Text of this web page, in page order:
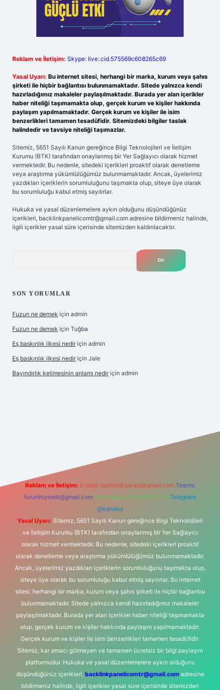
Reklam ve İletişim: Skype: live:.cid.575569c608265c69
Yasal Uyarı: Bu internet sitesi, herhangi bir marka, kurum veya şahıs
şirketi ile hiçbir bağlantısı bulunmamaktadır. Sitede yalnızca kendi
hazırladığımız makaleler paylaşılmaktadır. Burada yer alan içerikler
haber niteliği taşımamakta olup, gerçek kurum ve kişiler hakkında
paylaşım yapılmamaktadır. Gerçek kurum ve kişiler ile isim
benzerlikleri tamamen tesadüfidir. Sitemizdeki bilgiler taslak
halindedir ve tavsiye niteliği taşımazlar.
Sitemiz, 5651 Sayılı Kanun gereğince Bilgi Teknolojileri ve İletişim
Kurumu (BTK) tarafından onaylanmış bir Yer Sağlayıcı olarak hizmet
vermektedir. Bu nedenle, sitedeki içerikleri proaktif olarak denetleme
veya araştırma yükümlülüğümüz bulunmamaktadır. Ancak, üyelerimiz
yazdıkları içeriklerin sorumluluğunu taşımakta olup, siteye üye olarak
bu sorumluluğu kabul etmiş sayılırlar.
Hukuka ve yasal düzenlemelere aykırı olduğunu düşündüğünüz
içerikleri, backlinkpanelicomtr@gmail.com adresine bildirmeniz halinde,
ilgili içerikler yasal süre içerisinde sitemizden kaldırılacaktır.
SON YORUMLAR
Fuzun ne demek için admin
Fuzun ne demek için Tuğba
Eş baskınlık ilkesi nedir için admin
Eş baskınlık ilkesi nedir için Jale
Bayındırlık kelimesinin anlamı nedir için admin
Reklam ve İletişim: E-mail: backlinkpaneli@gmail.com Teams:
forumhizmeti@gmail.com Whatsapp: 0262 606 0 726 Telegram:
@karabul
Yasal Uyarı: Sitemiz, 5651 Sayılı Kanun gereğince Bilgi Teknolojileri
ve İletişim Kurumu (BTK) tarafından onaylanmış bir Yer Sağlayıcı
olarak hizmet vermektedir. Bu nedenle, sitedeki içerikleri proaktif
olarak denetleme veya araştırma yükümlülüğümüz bulunmamaktadır.
Ancak, üyelerimiz yazdıkları içeriklerin sorumluluğunu taşımakta olup,
siteye üye olarak bu sorumluluğu kabul etmiş sayılırlar. Bu internet
sitesi, herhangi bir marka, kurum veya şahıs şirketi ile hiçbir bağlantısı
bulunmamaktadır. Sitede yalnızca kendi hazırladığımız makaleler
paylaşılmaktadır. Burada yer alan içerikler haber niteliği taşımamakta
olup, gerçek kurum ve kişiler hakkında paylaşım yapılmamaktadır.
Gerçek kurum ve kişiler ile isim benzerlikleri tamamen tesadüfidir.
Sitemiz, kar amacı gütmeyen ve tamamen ücretsiz bir bilgi paylaşım
platformudur. Hukuka ve yasal düzenlemelere aykırı olduğunu
düşündüğünüz içerikleri, backlinkpanelicomtr@gmail.comadresine
bildirmeniz halinde, ilgili içerikler yasal süre içerisinde sitemizden